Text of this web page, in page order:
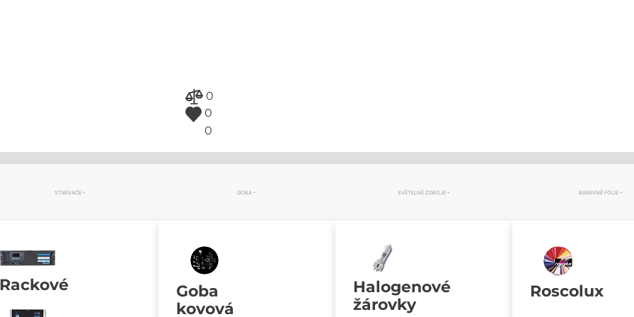
0
0
0
STMÍVAČE
Rackové
GOBA
Goba
kovová
SVĚTELNÉ ZDROJE
Halogenové
žárovky
BAREVNÉ FÓLIE
Roscolux